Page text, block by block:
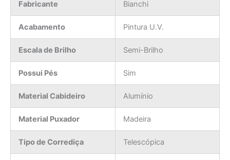
Fabricante Bianchi
Acabamento Pintura U.V.
Escala de Brilho Semi-Brilho
Possui Pés Sim
Material Cabideiro Alumínio
Material Puxador Madeira
Tipo de Corrediça Telescópica